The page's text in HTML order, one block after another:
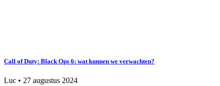
Call of Duty: Black Ops 6: wat kunnen we verwachten?
Luc • 27 augustus 2024